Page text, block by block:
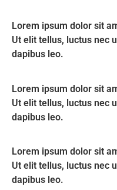
Lorem ipsum dolor sit
Ut elit tellus, luctus nec
dapibus leo.
Lorem ipsum dolor sit
Ut elit tellus, luctus nec
dapibus leo.
Lorem ipsum dolor sit
Ut elit tellus, luctus nec
dapibus leo.